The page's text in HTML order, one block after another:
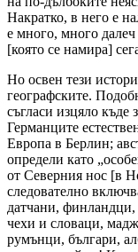
Накратко, в него е
е много, много далеч
[която се намира]
Но освен тези
географските.
съгласи изцяло
Германците
Европа в Берлин;
определи като
от Северния нос [в
следователно
датчани,
чехи и словаци,
румънци, българи,